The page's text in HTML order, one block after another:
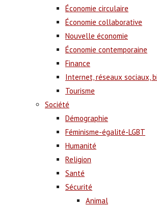
Économie circulaire
Économie collaborative
Nouvelle économie
Économie contemporaine
Finance
Internet, réseaux sociaux,
Tourisme
Société
Démographie
Féminisme-égalité-LGBT
Humanité
Religion
Santé
Sécurité
Animal